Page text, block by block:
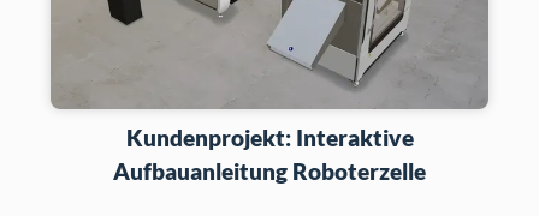
Kundenprojekt: Interaktive
Aufbauanleitung Roboterzelle